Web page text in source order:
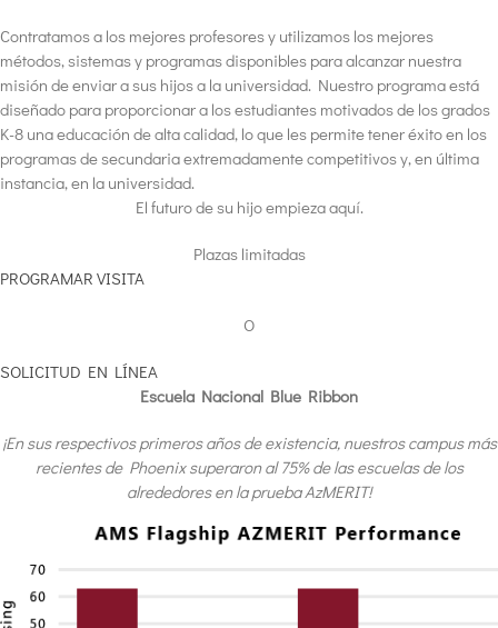
Contratamos a los mejores profesores y utilizamos los mejores
métodos, sistemas y programas disponibles para alcanzar nuestra
misión de enviar a sus hijos a la universidad. Nuestro programa está
diseñado para proporcionar a los estudiantes motivados de los grados
K-8 una educación de alta calidad, lo que les permite tener éxito en los
programas de secundaria extremadamente competitivos y, en última
instancia, en la universidad.
El futuro de su hijo empieza aquí.
Plazas limitadas
PROGRAMAR VISITA
O
SOLICITUD EN LÍNEA
Escuela Nacional Blue Ribbon
¡En sus respectivos primeros años de existencia, nuestros campus más
recientes de Phoenix superaron al 75% de las escuelas de los
alrededores en la prueba AzMERIT!